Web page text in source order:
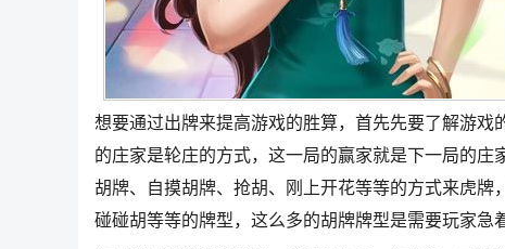
想要通过出牌来提高游戏的胜算，首先先要了解游
的庄家是轮庄的方式，这一局的赢家就是下一局的
胡牌、自摸胡牌、抢胡、刚上开花等等的方式来虎牌
碰碰胡等等的牌型，这么多的胡牌牌型是需要玩家急